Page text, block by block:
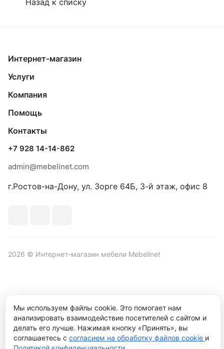
Интернет-магазин
Услуги
Компания
Помощь
Контакты
+7 928 14-14-862
admin@mebelinet.com
г.Ростов-на-Дону, ул. Зорге 64Б, 3-й этаж, офис 8
2026 © Интернет-магазин мебели Mebelinet
конфиденциальности
Продвижение сайта студияРекламный контент
Мы используем файлы cookie. Это помогает нам
анализировать взаимодействие посетителей с сайтом и
делать его лучше. Нажимая кнопку «Принять», вы
соглашаетесь с согласием на обработку файлов cookie и